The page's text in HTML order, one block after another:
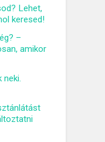
Lehet,
keresed!
–
amikor
neki.